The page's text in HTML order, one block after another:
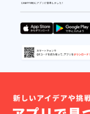
り直しが発
たくさん
ていらっし
の場合録
ぎると案件
うしてもス
だけで依頼